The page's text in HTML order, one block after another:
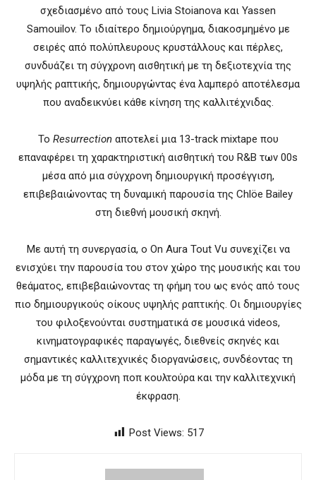
σχεδιασμένο από τους Livia Stoianova και Yassen
Samouilov. Το ιδιαίτερο δημιούργημα, διακοσμημένο με
σειρές από πολύπλευρους κρυστάλλους και πέρλες,
συνδυάζει τη σύγχρονη αισθητική με τη δεξιοτεχνία της
υψηλής ραπτικής, δημιουργώντας ένα λαμπερό αποτέλεσμα
που αναδεικνύει κάθε κίνηση της καλλιτέχνιδας.
Το Resurrectionαποτελεί μια 13-track mixtape που
επαναφέρει τη χαρακτηριστική αισθητική του R&B των 00s
μέσα από μια σύγχρονη δημιουργική προσέγγιση,
επιβεβαιώνοντας τη δυναμική παρουσία της Chlöe Bailey
στη διεθνή μουσική σκηνή.
Με αυτή τη συνεργασία, ο On Aura Tout Vu συνεχίζει να
ενισχύει την παρουσία του στον χώρο της μουσικής και του
θεάματος, επιβεβαιώνοντας τη φήμη του ως ενός από τους
πιο δημιουργικούς οίκους υψηλής ραπτικής. Οι δημιουργίες
του φιλοξενούνται συστηματικά σε μουσικά videos,
κινηματογραφικές παραγωγές, διεθνείς σκηνές και
σημαντικές καλλιτεχνικές διοργανώσεις, συνδέοντας τη
μόδα με τη σύγχρονη ποπ κουλτούρα και την καλλιτεχνική
έκφραση.
Post Views: 517